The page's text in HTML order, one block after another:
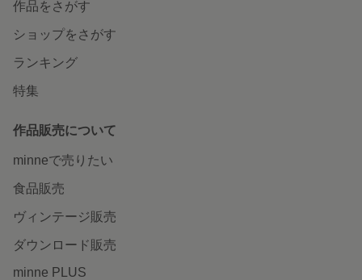
作品をさがす
ショップをさがす
ランキング
特集
作品販売について
minneで売りたい
食品販売
ヴィンテージ販売
ダウンロード販売
minne PLUS